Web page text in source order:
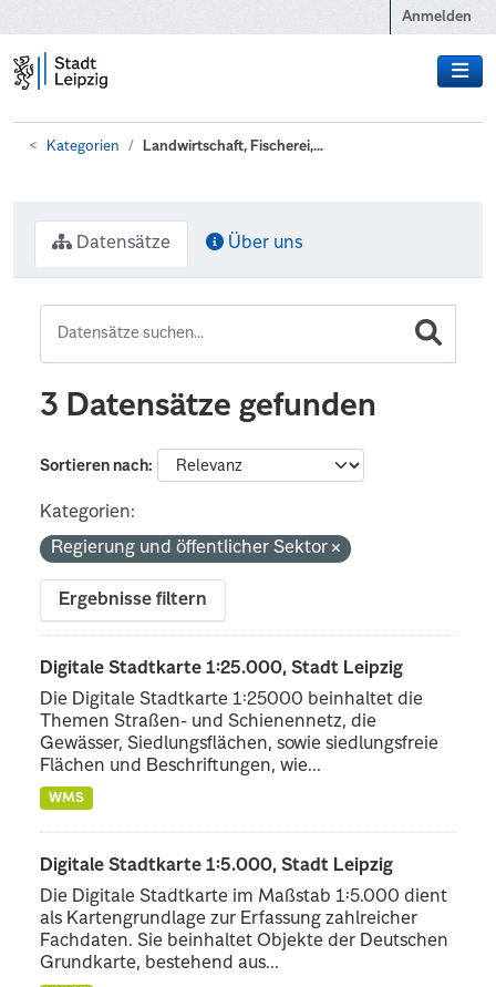
Anmelden
Kategorien Landwirtschaft, Fischerei,...
Datensätze Über uns
3 Datensätze gefunden
Sortieren nach
Kategorien:
Regierung und öffentlicher Sektor
Ergebnisse filtern
Digitale Stadtkarte 1:25.000, Stadt Leipzig
Die Digitale Stadtkarte 1:25000 beinhaltet die
Themen Straßen- und Schienennetz, die
Gewässer, Siedlungsflächen, sowie siedlungsfreie
Flächen und Beschriftungen, wie...
WMS
Digitale Stadtkarte 1:5.000, Stadt Leipzig
Die Digitale Stadtkarte im Maßstab 1:5.000 dient
als Kartengrundlage zur Erfassung zahlreicher
Fachdaten. Sie beinhaltet Objekte der Deutschen
Grundkarte, bestehend aus...